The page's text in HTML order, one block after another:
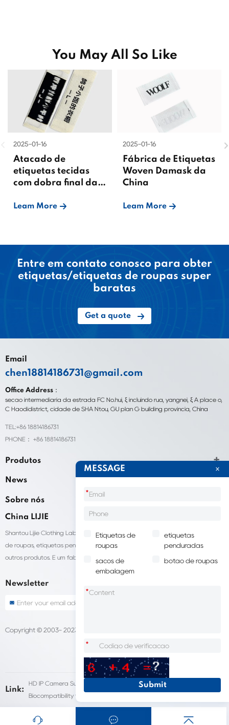
You May All So Like
2025-01-16
Atacado de
etiquetas tecidas
com dobra final da
Leam More
2025-01-16
Fábrica de Etiquetas
Woven Damask da
China
Leam More
Entre em contato conosco para obter
etiquetas/etiquetas de roupas super
baratas
Get a quote
Email
chen18814186731@gmail.com
Office Address：
seção intermediária da estrada FC No.hui, ξ incluindo rua, yangnei, ξ A place o,
C Haodidistrict, cidade de SHA Ntou, GU plan G building província, China
TEL:+86 18814186731
PHONE： +86 18814186731
Produtos
News
Sobre nós
China LIJIE
Shantou Lijie Clothing Labels fornece serviços personalizados para etiquetas
de roupas, etiquetas penduradas, sacolas para embalagens de roupas e
outros produtos. É um fabricante líder de acessórios de vestuário na China.
Newsletter
Copyright © 2003- 2023 China LIJIE Etiquetas de roupas
Link:
HD IP Camera Supplier Fleet Dash Cam
Biocompatibility testing
MESSAGE
*
Etiquetas de
roupas
etiquetas
penduradas
sacos de
embalagem
botão de roupas
*
*